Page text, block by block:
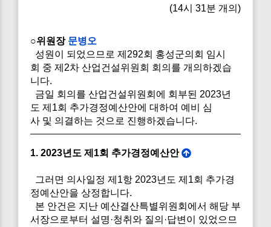
(14시 31분 개의)
○위원장 문병오
성원이 되었으므로 제292회 홍성군의회 임시
회 중 제2차 산업건설위원회 회의를 개의하겠습
니다.
금일 회의를 산업건설위원회에 회부된 2023년
도 제1회 추가경정예산안에 대하여 예비 심
사 및 의결하는 것으로 진행하겠습니다.
1. 2023년도 제1회 추가경정예산안
그러면 의사일정 제1항 2023년도 제1회 추가경
정예산안을 상정합니다.
본 안건은 지난 예산결산특별위원회에서 해당 부
서장으로부터 설명·청취와 질의·답변이 있었으므